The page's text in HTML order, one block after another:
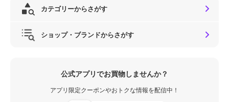
カテゴリーからさがす
ショップ・ブランドからさがす
公式アプリでお買物しませんか？
アプリ限定クーポンやおトクな情報を配信中！